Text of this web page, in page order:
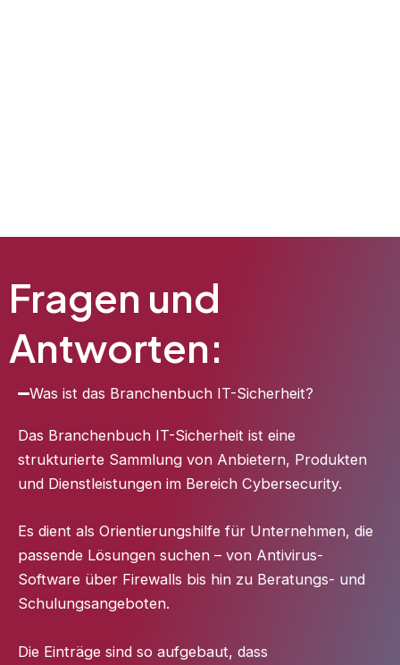
Fragen und
Antworten:
Was ist das Branchenbuch IT-Sicherheit?
Das Branchenbuch IT-Sicherheit ist eine
strukturierte Sammlung von Anbietern, Produkten
und Dienstleistungen im Bereich Cybersecurity.
Es dient als Orientierungshilfe für Unternehmen, die
passende Lösungen suchen – von Antivirus-
Software über Firewalls bis hin zu Beratungs- und
Schulungsangeboten.
Die Einträge sind so aufgebaut, dass